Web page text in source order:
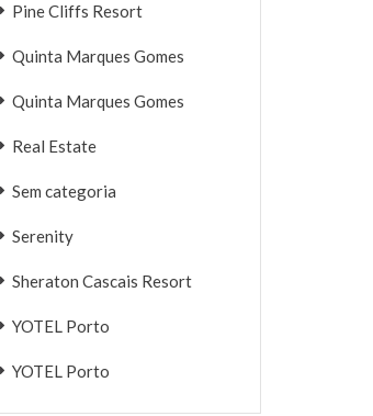
Pine Cliffs Resort
Quinta Marques Gomes
Quinta Marques Gomes
Real Estate
Sem categoria
Serenity
Sheraton Cascais Resort
YOTEL Porto
YOTEL Porto